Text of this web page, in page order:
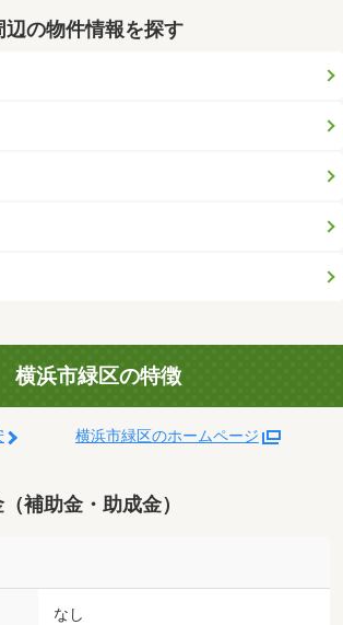
辺の物件情報を探す
横浜市緑区の特徴
横浜市緑区のホームページ
補助金・助成金）
なし